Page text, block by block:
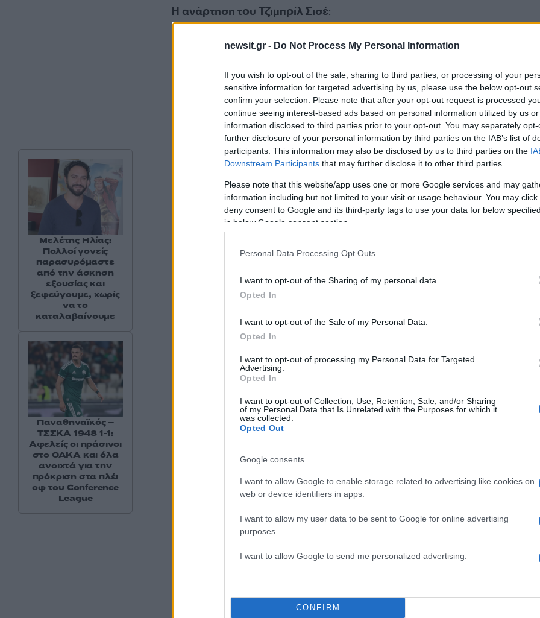
newsit.gr - Do Not Process My Personal Information
If you wish to opt-out of the sale, sharing to third parties, or processing of your
sensitive information for targeted advertising by us, please use the below opt-out
confirm your selection. Please note that after your opt-out request is processed
continue seeing interest-based ads based on personal information utilized by us
information disclosed to third parties prior to your opt-out. You may separately
further disclosure of your personal information by third parties on the IAB’s list of
participants. This information may also be disclosed by us to third parties on the
Downstream Participants that may further disclose it to other third parties.
Please note that this website/app uses one or more Google services and may
information including but not limited to your visit or usage behaviour. You may
deny consent to Google and its third-party tags to use your data for below
in below Google consent section.
Personal Data Processing Opt Outs
I want to opt-out of the Sharing of my personal data.
Opted In
I want to opt-out of the Sale of my Personal Data.
Opted In
I want to opt-out of processing my Personal Data for Targeted
Advertising.
Opted In
I want to opt-out of Collection, Use, Retention, Sale, and/or Sharing
of my Personal Data that Is Unrelated with the Purposes for which it
was collected.
Opted Out
Google consents
I want to allow Google to enable storage related to advertising like cookies on
web or device identifiers in apps.
I want to allow my user data to be sent to Google for online advertising
purposes.
I want to allow Google to send me personalized advertising.
CONFIRM
Η ανάρτηση του Τζιμπρίλ Σισέ:
Η δημοσίευση κοινοποιήθηκε από το χρήστη Djib Ciss (@djibrilcisse1981)
Μελέτης Ηλίας:
Πολλοί γονείς
παρασυρόμαστε
από την άσκηση
εξουσίας και
ξεφεύγουμε, χωρίς
να το
καταλαβαίνουμε
Παναθηναϊκός –
ΤΣΣΚΑ 1948 1-1:
Αφελείς οι πράσινοι
στο ΟΑΚΑ και όλα
ανοιχτά για την
πρόκριση στα πλέι
οφ του Conference
League